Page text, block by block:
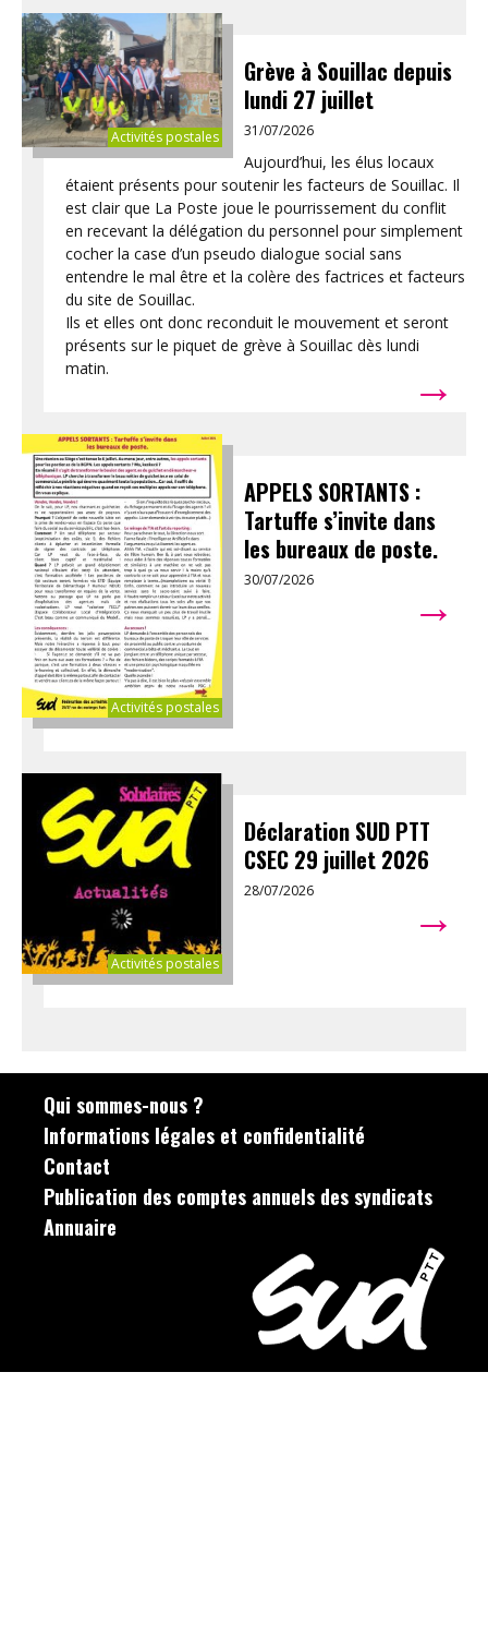
Activités postales
Grève à Souillac depuis
lundi 27 juillet
31/07/2026
Aujourd’hui, les élus locaux
étaient présents pour soutenir les facteurs de Souillac. Il
est clair que La Poste joue le pourrissement du conflit
en recevant la délégation du personnel pour simplement
cocher la case d’un pseudo dialogue social sans
entendre le mal être et la colère des factrices et facteurs
du site de Souillac.
Ils et elles ont donc reconduit le mouvement et seront
présents sur le piquet de grève à Souillac dès lundi
matin.
→
Activités postales
APPELS SORTANTS :
Tartuffe s’invite dans
les bureaux de poste.
30/07/2026 →
Activités postales
Déclaration SUD PTT
CSEC 29 juillet 2026
28/07/2026 →
Qui sommes-nous ?
Informations légales et confidentialité
Contact
Publication des comptes annuels des syndicats
Annuaire